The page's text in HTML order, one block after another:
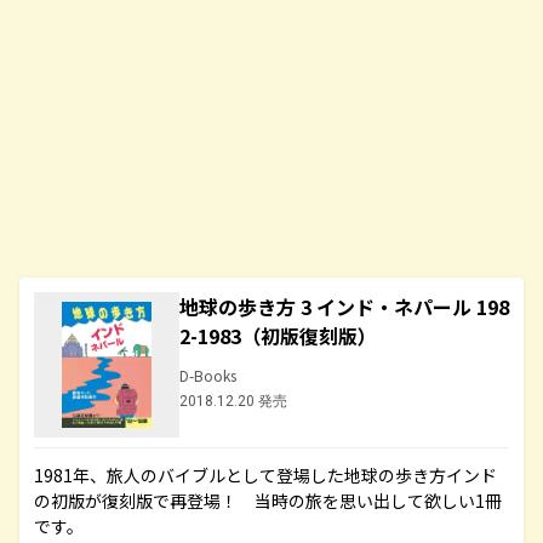
地球の歩き方 3 インド・ネパール 198
2-1983（初版復刻版）
D-Books
2018.12.20 発売
1981年、旅人のバイブルとして登場した地球の歩き方インド
の初版が復刻版で再登場！ 当時の旅を思い出して欲しい1冊
です。